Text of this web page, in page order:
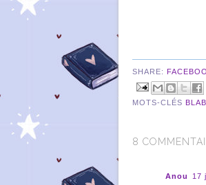
SHARE:
MOTS-CLÉS
8
Anou
17